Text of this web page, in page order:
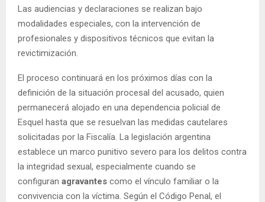
Las audiencias y declaraciones se realizan bajo
modalidades especiales, con la intervención de
profesionales y dispositivos técnicos que evitan la
revictimización.
El proceso continuará en los próximos días con la
definición de la situación procesal del acusado, quien
permanecerá alojado en una dependencia policial de
Esquel hasta que se resuelvan las medidas cautelares
solicitadas por la Fiscalía. La legislación argentina
establece un marco punitivo severo para los delitos contra
la integridad sexual, especialmente cuando se
configuran agravantes como el vínculo familiar o la
convivencia con la víctima. Según el Código Penal, el